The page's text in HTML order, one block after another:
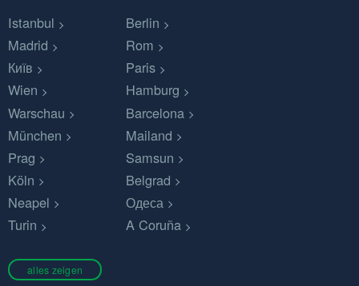
Istanbul
Berlin
Madrid
Rom
Київ
Paris
Wien
Hamburg
Warschau
Barcelona
München
Mailand
Prag
Samsun
Köln
Belgrad
Neapel
Одеса
Turin
A Coruña
alles zeigen